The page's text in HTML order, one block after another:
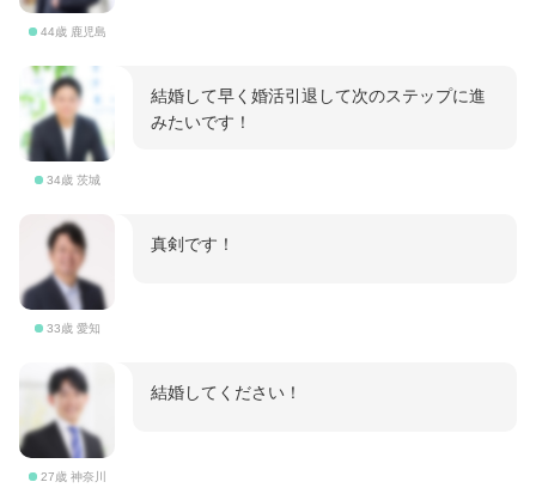
44歳 鹿児島
34歳 茨城
結婚して早く婚活引退して次のステップに進
みたいです！
33歳 愛知
真剣です！
27歳 神奈川
結婚してください！